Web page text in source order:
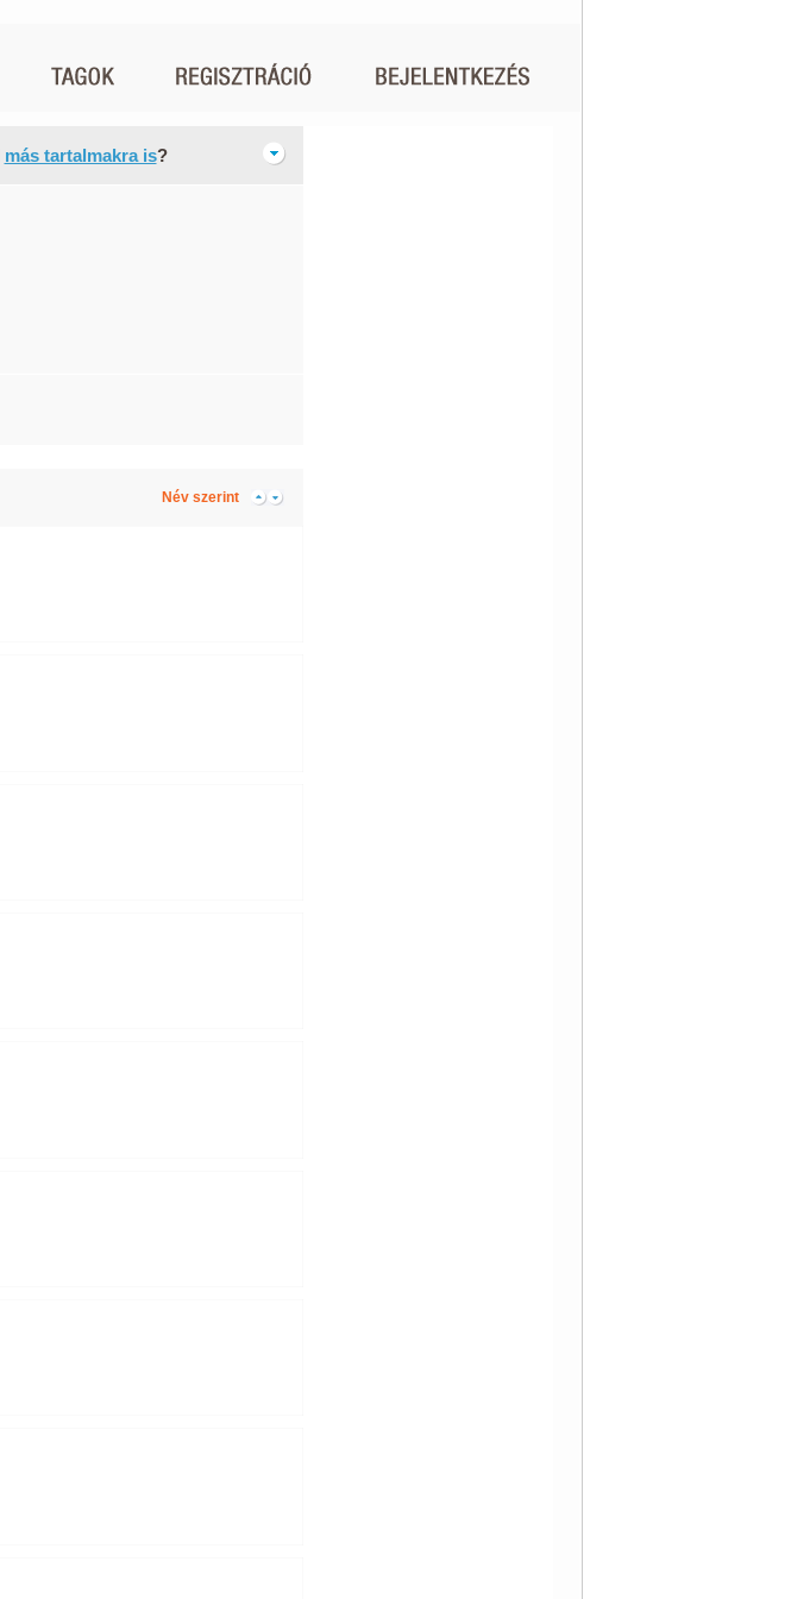
más tartalmakra is?
Név szerint